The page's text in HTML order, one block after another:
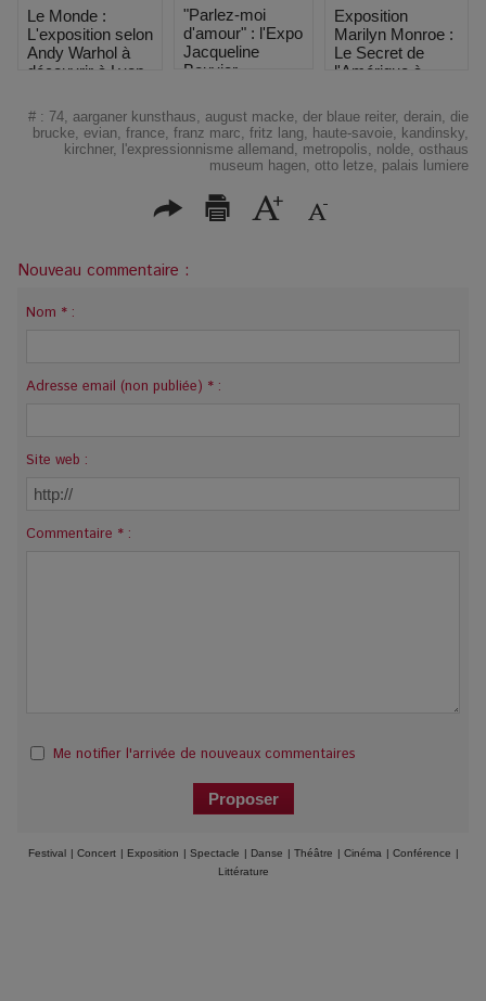
Le Monde :
L'exposition selon
Andy Warhol à
découvrir à Lyon
"Parlez-moi
d'amour" : l'Expo
Jacqueline
Bouvier
Exposition
Marilyn Monroe :
Le Secret de
l'Amérique à
# : 74 aarganer kunsthaus august macke der blaue reiter, derain die
brucke evian france franz marc fritz lang haute-savoie kandinsky
kirchner, l'expressionnisme allemand metropolis nolde osthaus
museum hagen otto letze palais lumiere
Nouveau commentaire :
Nom * :
Adresse email (non publiée) * :
Site web :
Commentaire * :
Me notifier l'arrivée de nouveaux commentaires
Festival | Concert | Exposition | Spectacle | Danse | Théâtre | Cinéma | Conférence |
Littérature